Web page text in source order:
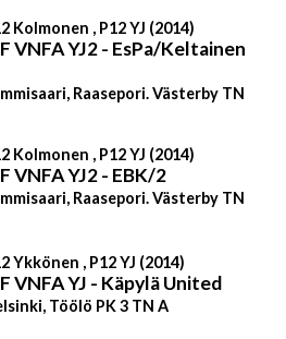
Kolmonen , P12 YJ (2014)
VNFA YJ2 - EsPa/Keltainen
Raasepori. Västerby TN
Kolmonen , P12 YJ (2014)
VNFA YJ2 - EBK/2
Raasepori. Västerby TN
Ykkönen , P12 YJ (2014)
VNFA YJ - Käpylä United
Töölö PK 3 TN A